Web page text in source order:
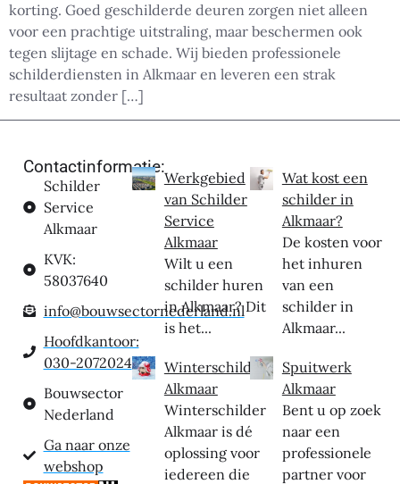
korting. Goed geschilderde deuren zorgen niet alleen
voor een prachtige uitstraling, maar beschermen ook
tegen slijtage en schade. Wij bieden professionele
schilderdiensten in Alkmaar en leveren een strak
resultaat zonder […]
Contactinformatie:
Schilder
Service
Alkmaar
KVK:
58037640
info@bouwsectornederland.nl
Hoofdkantoor:
030-2072024
Bouwsector
Nederland
Ga naar onze
webshop
Werkgebied
van Schilder
Service
Alkmaar
Wilt u een
schilder huren
in Alkmaar? Dit
is het...
Winterschilder
Alkmaar
Winterschilder
Alkmaar is dé
oplossing voor
iedereen die
Wat kost een
schilder in
Alkmaar?
De kosten voor
het inhuren
van een
schilder in
Alkmaar...
Spuitwerk
Alkmaar
Bent u op zoek
naar een
professionele
partner voor